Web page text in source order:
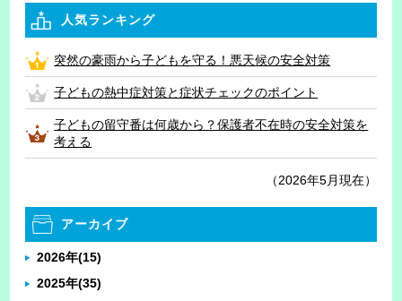
人気ランキング
突然の豪雨から子どもを守る！悪天候の安全対策
子どもの熱中症対策と症状チェックのポイント
子どもの留守番は何歳から？保護者不在時の安全対策を
考える
（2026年5月現在）
アーカイブ
2026年(15)
2025年(35)